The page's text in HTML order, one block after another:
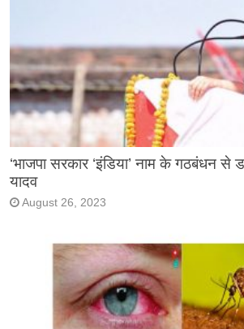
‘भाजपा सरकार ‘इंडिया’ नाम के गठबंधन से
यादव
August 26, 2023